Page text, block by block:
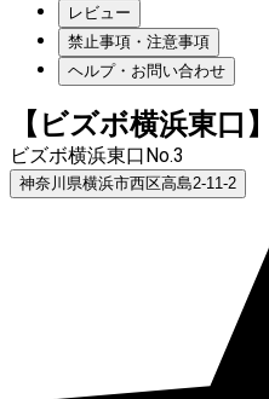
レビュー
禁止事項・注意事項
ヘルプ・お問い合わせ
【ビズボ横浜東口】
ビズボ横浜東口No.3
神奈川県横浜市西区高島2-11-2